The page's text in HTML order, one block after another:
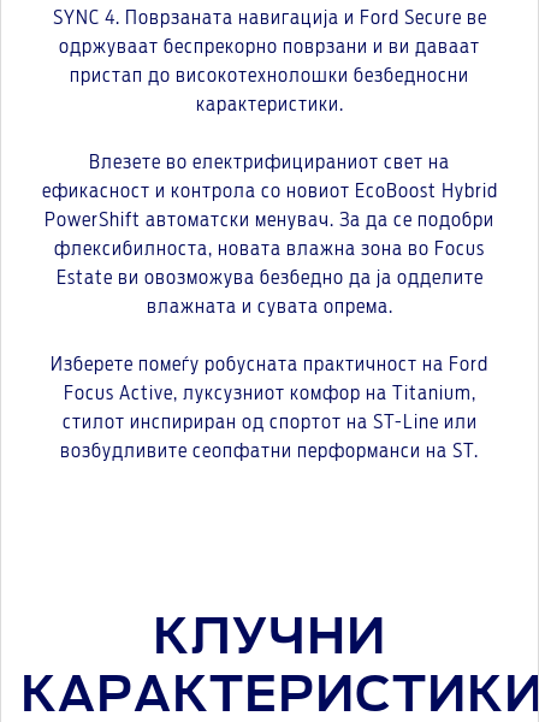
SYNC 4. Поврзаната навигација и Ford Secure ве
одржуваат беспрекорно поврзани и ви даваат
пристап до високотехнолошки безбедносни
карактеристики.
Влезете во електрифицираниот свет на
ефикасност и контрола со новиот EcoBoost Hybrid
PowerShift автоматски менувач. За да се подобри
флексибилноста, новата влажна зона во Focus
Estate ви овозможува безбедно да ја одделите
влажната и сувата опрема.
Изберете помеѓу робусната практичност на Ford
Focus Active, луксузниот комфор на Titanium,
стилот инспириран од спортот на ST-Line или
возбудливите сеопфатни перформанси на ST.
КЛУЧНИ